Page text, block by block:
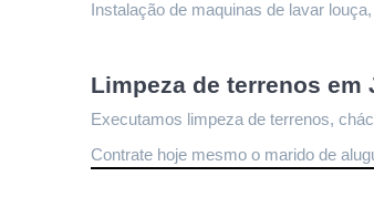
Instalação de maquinas de lavar
Limpeza de terrenos em
Executamos limpeza de terrenos,
Contrate hoje mesmo o marido de